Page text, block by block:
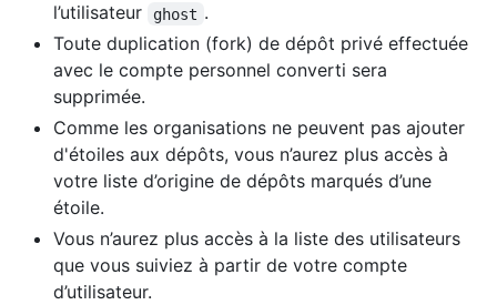
l’utilisateur
ghost .
Toute duplication (fork) de dépôt privé effectuée
avec le compte personnel converti sera
supprimée.
Comme les organisations ne peuvent pas ajouter
d'étoiles aux dépôts, vous n’aurez plus accès à
votre liste d’origine de dépôts marqués d’une
étoile.
Vous n’aurez plus accès à la liste des utilisateurs
que vous suiviez à partir de votre compte
d’utilisateur.